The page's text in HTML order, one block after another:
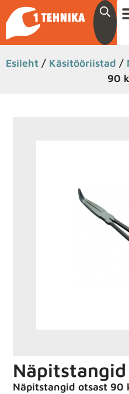
Esileht / Käsitööriistad /
90
Näpitstangid otsast 90